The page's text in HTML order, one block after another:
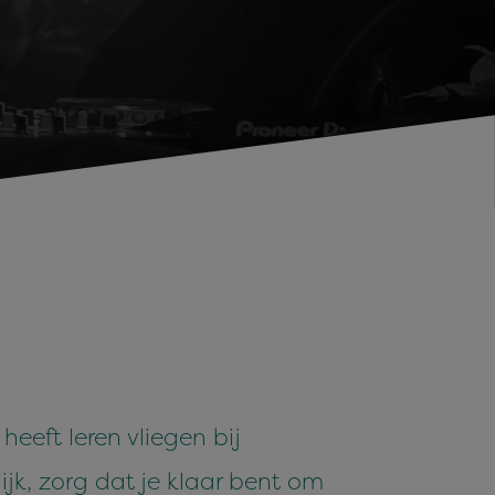
leren vliegen bij
zorg dat je klaar bent om